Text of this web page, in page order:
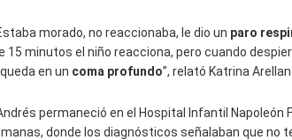
morado, no reaccionaba, le dio un paro
15 minutos el niño reacciona, pero cuando
en un coma profundo”, relató Katrina
permaneció en el Hospital Infantil
donde los diagnósticos señalaban que no